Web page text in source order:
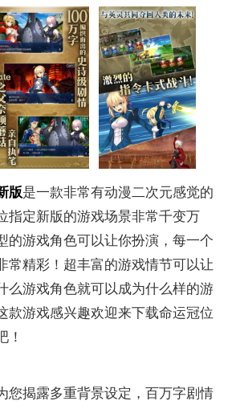
版是一款非常有动漫二次元感觉的
指定新版的游戏场景非常千变万
的游戏角色可以让你扮演，每一个
常精彩！超丰富的游戏情节可以让
么游戏角色就可以成为什么样的游
款游戏感兴趣欢迎来下载命运冠位
！
揭露多重背景设定，百万字剧情